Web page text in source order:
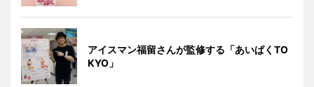
アイスマン福留さんが監修する「あいぱくTO
KYO」